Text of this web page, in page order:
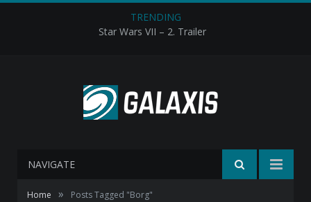
TRENDING
Star Wars VII – 2. Trailer
NAVIGATE
Home » Posts Tagged "Borg"